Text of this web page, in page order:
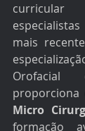
mais
Micro
formação